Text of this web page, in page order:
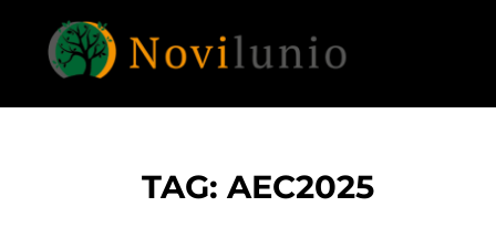
content
NOVILUNIO
Un aiuto con concreto dopo la diagnosi di
TAG: AEC2025